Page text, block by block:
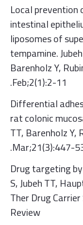
3. Local
intestinal
liposomes of
tempamine.
Barenholz Y,
Feb;2(1):2-11.
4. Differential
rat colonic
TT, Barenholz Y,
Mar;21(3):447-
5. Drug targeting
S, Jubeh TT,
Ther Drug
Review